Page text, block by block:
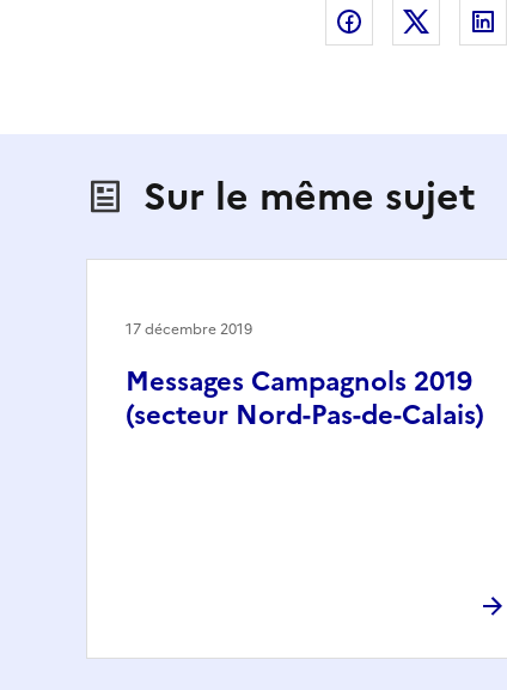
Partager sur
Sur le même sujet
Messages Campagnols 2019
(secteur Nord-Pas-de-Calais)
17 décembre 2019